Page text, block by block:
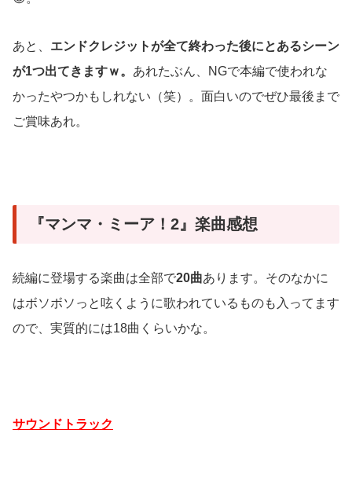
あと、 エンドクレジットが全て終わった後にとあるシーン
が1つ出てきますｗ。 あれたぶん、NGで本編で使われな
かったやつかもしれない（笑）。面白いのでぜひ最後まで
ご賞味あれ。
『マンマ・ミーア！2』楽曲感想
続編に登場する楽曲は全部で20曲あります。そのなかに
はボソボソっと呟くように歌われているものも入ってます
ので、実質的には18曲くらいかな。
サウンドトラック